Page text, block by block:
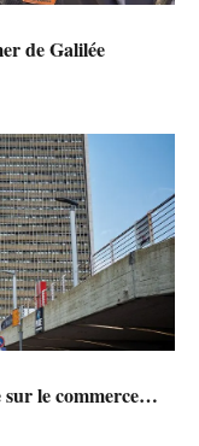
de Galilée
sur le commerce…